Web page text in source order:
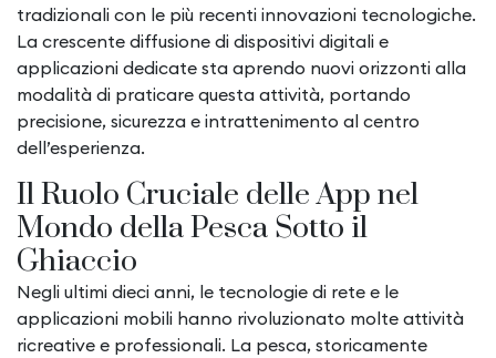
tradizionali con le più recenti innovazioni tecnologiche.
La crescente diffusione di dispositivi digitali e
applicazioni dedicate sta aprendo nuovi orizzonti alla
modalità di praticare questa attività, portando
precisione, sicurezza e intrattenimento al centro
dell’esperienza.
Il Ruolo Cruciale delle App nel
Mondo della Pesca Sotto il
Ghiaccio
Negli ultimi dieci anni, le tecnologie di rete e le
applicazioni mobili hanno rivoluzionato molte attività
ricreative e professionali. La pesca, storicamente